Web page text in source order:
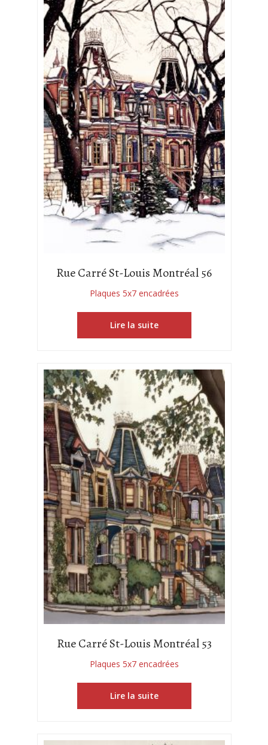
Rue Carré St-Louis Montréal 56
Plaques 5x7 encadrées
Lire la suite
Rue Carré St-Louis Montréal 53
Plaques 5x7 encadrées
Lire la suite